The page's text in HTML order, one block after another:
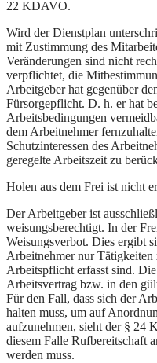
22 KDAVO.
Wird der Dienstplan
mit Zustimmung des
Veränderungen sind nicht
verpflichtet, die
Arbeitgeber hat gegenüber
Fürsorgepflicht. D. h. er hat
Arbeitsbedingungen
dem Arbeitnehmer
Schutzinteressen des
geregelte Arbeitszeit zu
Holen aus dem Frei ist nicht
Der Arbeitgeber ist
weisungsberechtigt. In der
Weisungsverbot. Dies ergibt
Arbeitnehmer nur
Arbeitspflicht erfasst sind.
Arbeitsvertrag bzw. in den
Für den Fall, dass sich der
halten muss, um auf
aufzunehmen, sieht der § 24
diesem Falle Rufbereitschaft
werden muss.